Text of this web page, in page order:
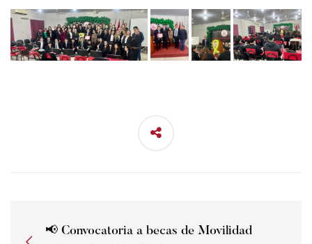
📢 Convocatoria a becas de Movilidad